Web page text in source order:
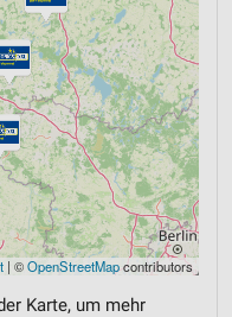
| ©OpenStreetMapcontributors
Karte, um mehr